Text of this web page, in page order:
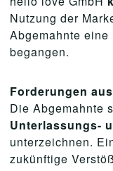
Nutzung der
Abgemahnte
begangen.
Forderungen
Die Abgemahnte
Unterlassungs-
unterzeichnen.
zukünftige